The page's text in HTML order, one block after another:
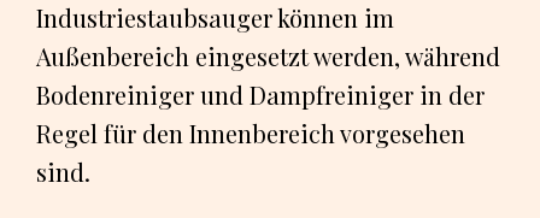
Industriestaubsauger können im
Außenbereich eingesetzt werden, während
Bodenreiniger und Dampfreiniger in der
Regel für den Innenbereich vorgesehen
sind.